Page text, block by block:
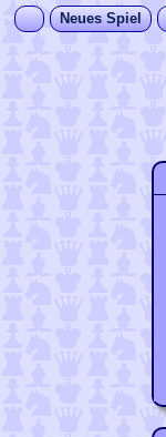
Neues Spiel